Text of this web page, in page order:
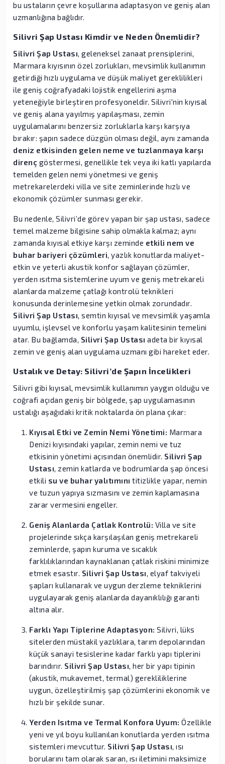
bu ustaların çevre koşullarına adaptasyon ve geniş alan
uzmanlığına bağlıdır.
Silivri Şap Ustası Kimdir ve Neden Önemlidir?
Silivri Şap Ustası, geleneksel zanaat prensiplerini,
Marmara kıyısının özel zorlukları, mevsimlik kullanımın
getirdiği hızlı uygulama ve düşük maliyet gereklilikleri
ile geniş coğrafyadaki lojistik engellerini aşma
yeteneğiyle birleştiren profesyoneldir. Silivri'nin kıyısal
ve geniş alana yayılmış yapılaşması, zemin
uygulamalarını benzersiz zorluklarla karşı karşıya
bırakır: şapın sadece düzgün olması değil, aynı zamanda
deniz etkisinden gelen neme ve tuzlanmaya karşı
direnç göstermesi, genellikle tek veya iki katlı yapılarda
temelden gelen nemi yönetmesi ve geniş
metrekarelerdeki villa ve site zeminlerinde hızlı ve
ekonomik çözümler sunması gerekir.
Bu nedenle, Silivri’de görev yapan bir şap ustası, sadece
temel malzeme bilgisine sahip olmakla kalmaz; aynı
zamanda kıyısal etkiye karşı zeminde etkili nem ve
buhar bariyeri çözümleri, yazlık konutlarda maliyet-
etkin ve yeterli akustik konfor sağlayan çözümler,
yerden ısıtma sistemlerine uyum ve geniş metrekareli
alanlarda malzeme çatlağı kontrolü teknikleri
konusunda derinlemesine yetkin olmak zorundadır.
Silivri Şap Ustası, semtin kıyısal ve mevsimlik yaşamla
uyumlu, işlevsel ve konforlu yaşam kalitesinin temelini
atar. Bu bağlamda, Silivri Şap Ustası adeta bir kıyısal
zemin ve geniş alan uygulama uzmanı gibi hareket eder.
Ustalık ve Detay: Silivri’de Şapın İncelikleri
Silivri gibi kıyısal, mevsimlik kullanımın yaygın olduğu ve
coğrafi açıdan geniş bir bölgede, şap uygulamasının
ustalığı aşağıdaki kritik noktalarda ön plana çıkar:
Kıyısal Etki ve Zemin Nemi Yönetimi: Marmara
Denizi kıyısındaki yapılar, zemin nemi ve tuz
etkisinin yönetimi açısından önemlidir. Silivri Şap
Ustası, zemin katlarda ve bodrumlarda şap öncesi
etkili su ve buhar yalıtımını titizlikle yapar, nemin
ve tuzun yapıya sızmasını ve zemin kaplamasına
zarar vermesini engeller.
Geniş Alanlarda Çatlak Kontrolü: Villa ve site
projelerinde sıkça karşılaşılan geniş metrekareli
zeminlerde, şapın kuruma ve sıcaklık
farklılıklarından kaynaklanan çatlak riskini minimize
etmek esastır. Silivri Şap Ustası, elyaf takviyeli
şapları kullanarak ve uygun derzleme tekniklerini
uygulayarak geniş alanlarda dayanıklılığı garanti
altına alır.
Farklı Yapı Tiplerine Adaptasyon: Silivri, lüks
sitelerden müstakil yazlıklara, tarım depolarından
küçük sanayi tesislerine kadar farklı yapı tiplerini
barındırır. Silivri Şap Ustası, her bir yapı tipinin
(akustik, mukavemet, termal) gerekliliklerine
uygun, özelleştirilmiş şap çözümlerini ekonomik ve
hızlı bir şekilde sunar.
Yerden Isıtma ve Termal Konfora Uyum: Özellikle
yeni ve yıl boyu kullanılan konutlarda yerden ısıtma
sistemleri mevcuttur. Silivri Şap Ustası, ısı
borularını tam olarak saran, ısı iletimini maksimize